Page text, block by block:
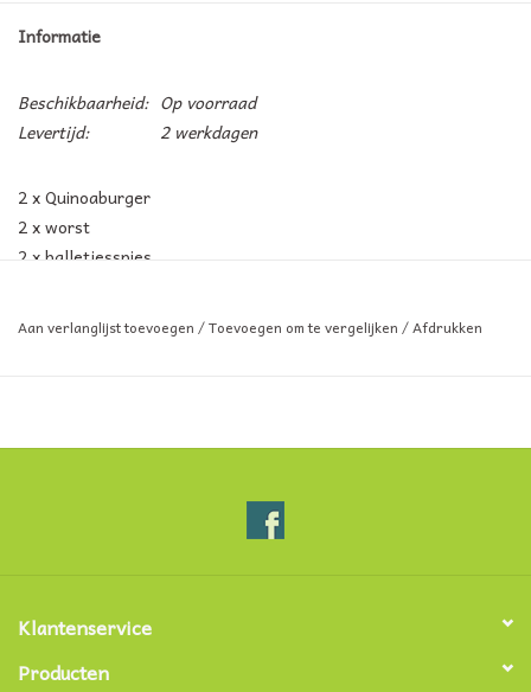
Informatie
Beschikbaarheid: Op voorraad
Levertijd:
2 werkdagen
2 x Quinoaburger
2 x worst
2 x balletjesspies
Aan verlanglijst toevoegen /Toevoegen om te vergelijken /Afdrukken
Klantenservice
Producten